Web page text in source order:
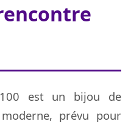
est un bijou de
prévu pour